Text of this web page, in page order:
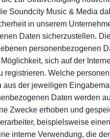
Soundcity Music & Media
in unserem
Daten sicherzustellen.
personenbezogenen
sich auf der
registrieren. Welche
aus der jeweiligen
Daten werden
Zwecke erhoben und
beispielsweise
interne Verwendung, die